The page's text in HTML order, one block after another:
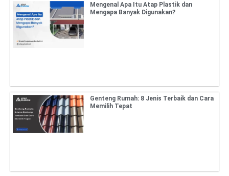
Mengenal Apa Itu Atap Plastik dan
Mengapa Banyak Digunakan?
Genteng Rumah: 8 Jenis Terbaik dan Cara
Memilih Tepat